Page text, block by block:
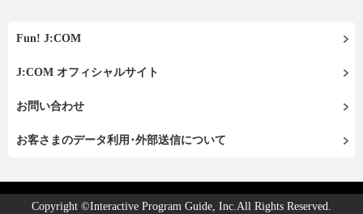
Fun! J:COM
J:COM オフィシャルサイト
お問い合わせ
お客さまのデータ利用･外部送信について
Copyright ©Interactive Program Guide, Inc.All Rights Reserved.